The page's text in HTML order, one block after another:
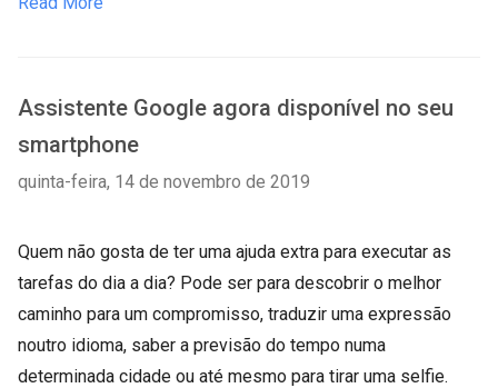
Assistente Google agora disponível no seu
smartphone
quinta-feira, 14 de novembro de 2019
Quem não gosta de ter uma ajuda extra para executar as
tarefas do dia a dia? Pode ser para descobrir o melhor
caminho para um compromisso, traduzir uma expressão
noutro idioma, saber a previsão do tempo numa
determinada cidade ou até mesmo para tirar uma selfie.